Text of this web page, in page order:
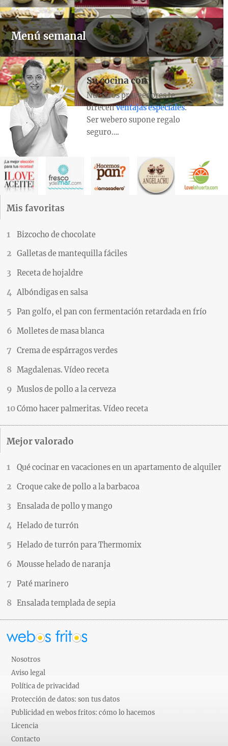
Menú semanal
Su cocina con
Nuestros proveedores te
ofrecenventajas especiales.
Ser webero supone regalo
seguro….
Mis favoritas
Bizcocho de chocolate
Galletas de mantequilla fáciles
Receta de hojaldre
Albóndigas en salsa
Pan golfo, el pan con fermentación retardada en frío
Molletes de masa blanca
Crema de espárragos verdes
Magdalenas. Vídeo receta
Muslos de pollo a la cerveza
Cómo hacer palmeritas. Vídeo receta
Mejor valorado
Qué cocinar en vacaciones en un apartamento de alquiler
Croque cake de pollo a la barbacoa
Ensalada de pollo y mango
Helado de turrón
Helado de turrón para Thermomix
Mousse helado de naranja
Paté marinero
Ensalada templada de sepia
Nosotros
Aviso legal
Política de privacidad
Protección de datos: son tus datos
Publicidad en webos fritos: cómo lo hacemos
Licencia
Contacto